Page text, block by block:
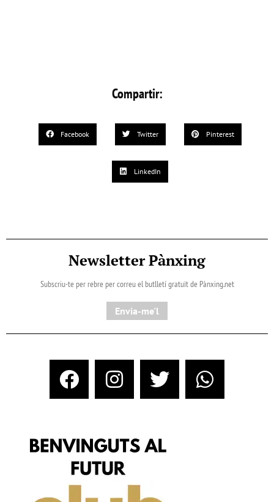
Compartir:
Facebook Twitter Pinterest
LinkedIn
Newsletter Pànxing
Subscriu-te per rebre per correu el butlletí gratuït de Pànxing.net​
Envia-me'l